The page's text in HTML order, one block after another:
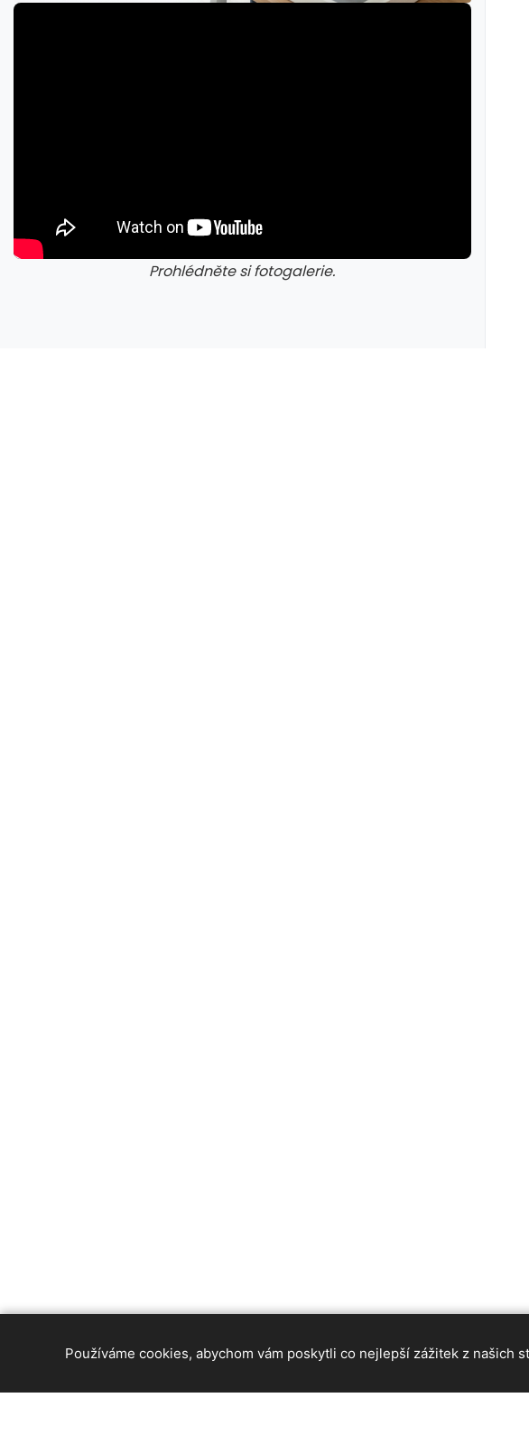
Prohlédněte si fotogalerie.
Používáme cookies, abychom vám poskytli co nejlepší zážitek z našich